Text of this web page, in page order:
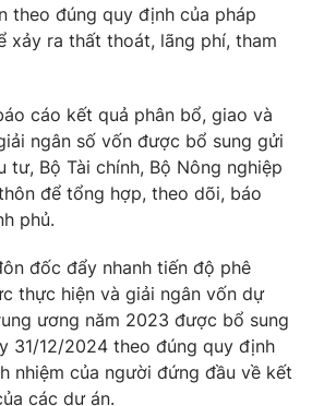
7300.7108
hình thức nếu không có sự chấp
rõ nguồn VTV.vn khi phát hành lại
theo đúng quy định của pháp
xảy ra thất thoát, lãng phí, tham
cáo kết quả phân bổ, giao và
ngân số vốn được bổ sung gửi
tư, Bộ Tài chính, Bộ Nông nghiệp
để tổng hợp, theo dõi, báo
phủ.
đốc đẩy nhanh tiến độ phê
thực hiện và giải ngân vốn dự
ương năm 2023 được bổ sung
31/12/2024 theo đúng quy định
nhiệm của người đứng đầu về kết
các dự án.